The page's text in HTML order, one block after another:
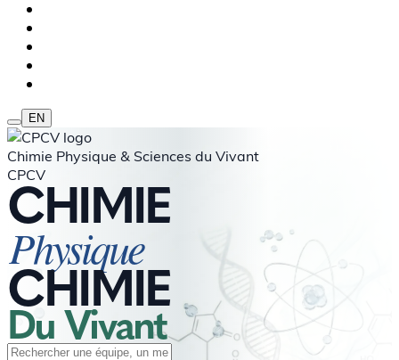
EN
Chimie Physique & Sciences du Vivant
CPCV
CHIMIE
Physique
CHIMIE
Du Vivant